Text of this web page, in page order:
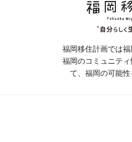
福岡移住計画では福
福岡のコミュニテ
て、 福岡の可能性